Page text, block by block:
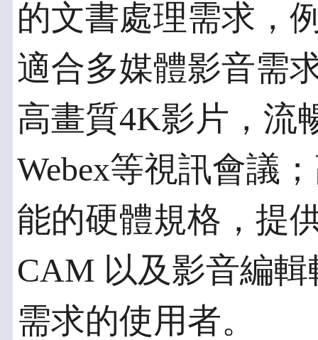
的文書處理需求，
適合多媒體影音需
高畫質4K影片，流
Webex等視訊會議
能的硬體規格，提
CAM 以及影音編
需求的使用者。